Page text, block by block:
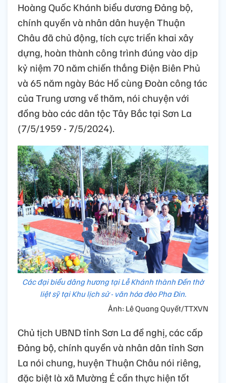
Hoàng Quốc Khánh biểu dương Đảng bộ,
chính quyền và nhân dân huyện Thuận
Châu đã chủ động, tích cực triển khai xây
dựng, hoàn thành công trình đúng vào dịp
kỷ niệm 70 năm chiến thắng Điện Biên Phủ
và 65 năm ngày Bác Hồ cùng Đoàn công tác
của Trung ương về thăm, nói chuyện với
đồng bào các dân tộc Tây Bắc tại Sơn La
(7/5/1959 - 7/5/2024).
Các đại biểu dâng hương tại Lễ Khánh thành Đền thờ
liệt sỹ tại Khu lịch sử - văn hóa đèo Pha Đin.
Ảnh: Lê Quang Quyết/TTXVN
Chủ tịch UBND tỉnh Sơn La đề nghị, các cấp
Đảng bộ, chính quyền và nhân dân tỉnh Sơn
La nói chung, huyện Thuận Châu nói riêng,
đặc biệt là xã Mường É cần thực hiện tốt